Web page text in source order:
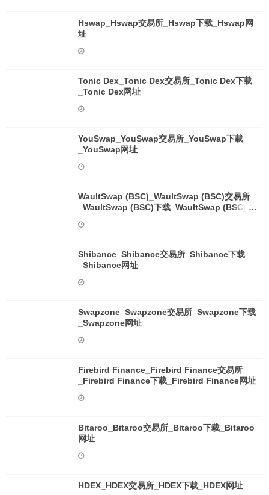
Hswap_Hswap交易所_Hswap下载_Hswap网
址
Tonic Dex_Tonic Dex交易所_Tonic Dex下载
_Tonic Dex网址
YouSwap_YouSwap交易所_YouSwap下载
_YouSwap网址
WaultSwap (BSC)_WaultSwap (BSC)交易所
_WaultSwap (BSC)下载_WaultSwap (BSC)网
Shibance_Shibance交易所_Shibance下载
_Shibance网址
Swapzone_Swapzone交易所_Swapzone下载
_Swapzone网址
Firebird Finance_Firebird Finance交易所
_Firebird Finance下载_Firebird Finance网址
Bitaroo_Bitaroo交易所_Bitaroo下载_Bitaroo
网址
HDEX_HDEX交易所_HDEX下载_HDEX网址